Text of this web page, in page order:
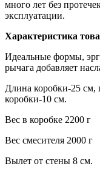
много лет без
эксплуатации.
Характеристика
Идеальные формы,
рычага добавляет
Длина коробки-25 см,
коробки-10 см.
Вес в коробке 2200 г
Вес смесителя 2000 г
Вылет от стены 8 см.